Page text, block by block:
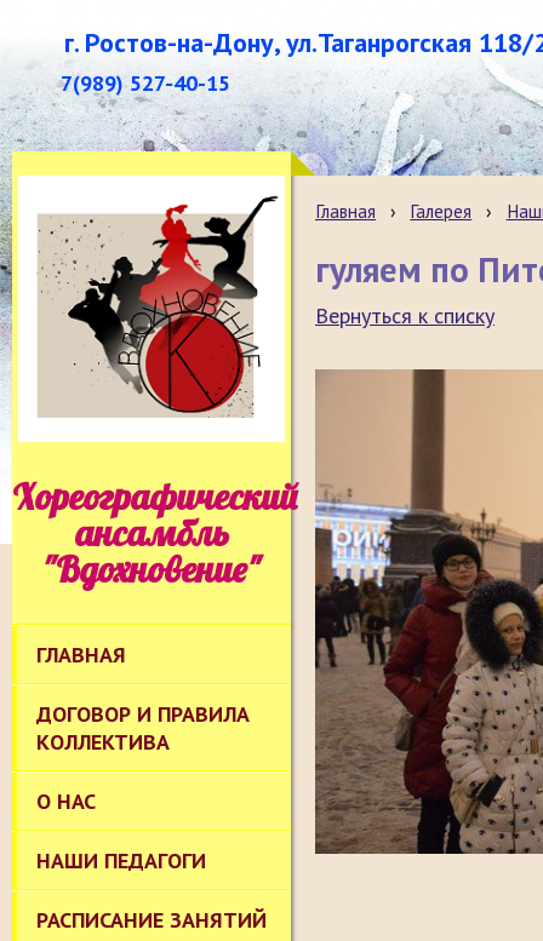
г. Ростов-на-Дону, ул.Таганрогская 118/
7(989) 527-40-15
Хореографический
ансамбль
"Вдохновение"
ГЛАВНАЯ
ДОГОВОР И ПРАВИЛА
КОЛЛЕКТИВА
О НАС
НАШИ ПЕДАГОГИ
РАСПИСАНИЕ ЗАНЯТИЙ
Главная › Галерея ›
гуляем по
Вернуться к списку